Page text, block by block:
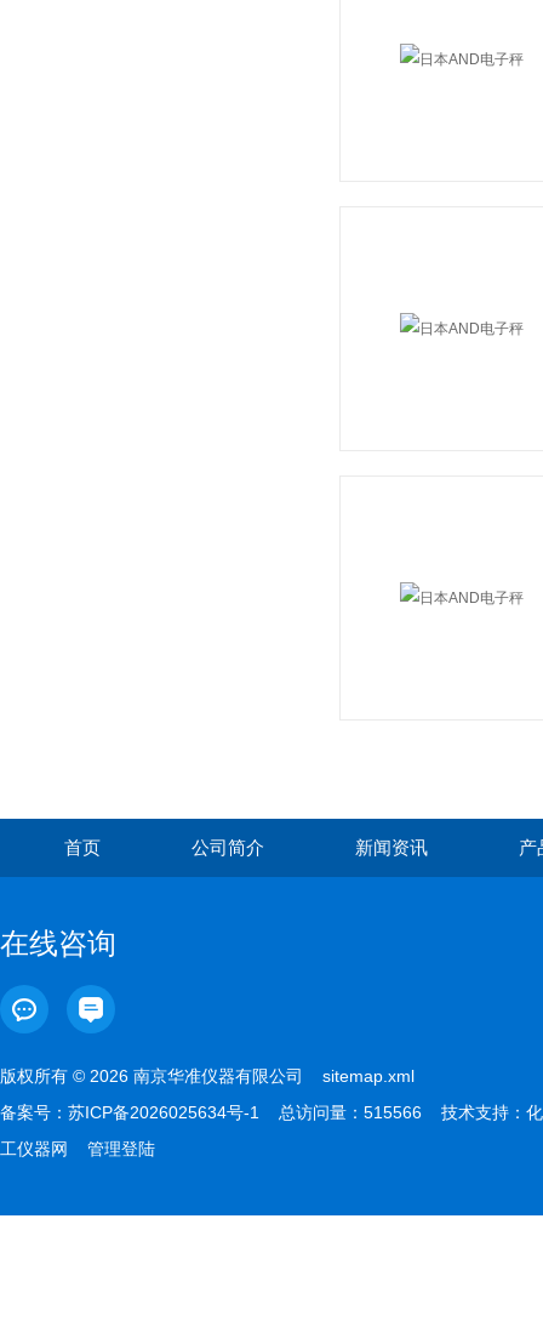
首页 公司简介 新闻资讯 产
在线咨询
版权所有 © 2026 南京华准仪器有限公司 sitemap.xml
备案号： 苏ICP备2026025634号-1 总访问量：515566 技术支持： 化
工仪器网
管理登陆